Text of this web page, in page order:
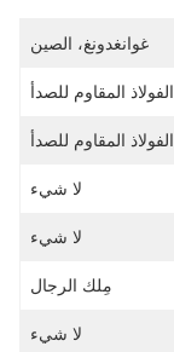
غوانغدونغ، الصين
الفولاذ المقاوم للصدأ
الفولاذ المقاوم للصدأ
لا شيء
لا شيء
مِلك الرجال
لا شيء